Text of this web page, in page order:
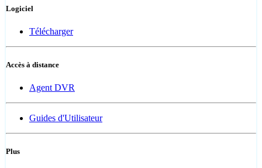
Logiciel
Télécharger
Accès à distance
Agent DVR
Guides d'Utilisateur
Plus